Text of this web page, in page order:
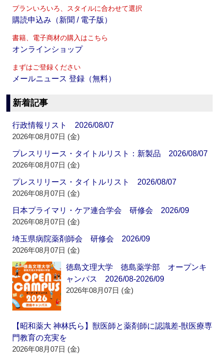
プランいろいろ、スタイルに合わせて選択
購読申込み（新聞 / 電子版）
書籍、電子商材の購入はこちら
オンラインショップ
まずはご登録ください
メールニュース 登録（無料）
新着記事
行政情報リスト 2026/08/07
2026年08月07日 (金)
プレスリリース・タイトルリスト：新製品 2026/08/07
2026年08月07日 (金)
プレスリリース・タイトルリスト 2026/08/07
2026年08月07日 (金)
日本プライマリ・ケア連合学会 研修会 2026/09
2026年08月07日 (金)
埼玉県病院薬剤師会 研修会 2026/09
2026年08月07日 (金)
徳島文理大学 徳島薬学部 オープンキ
ャンパス 2026/08-2026/09
2026年08月07日 (金)
【昭和薬大 神林氏ら】獣医師と薬剤師に認識差‐獣医療専
門教育の充実を
2026年08月07日 (金)